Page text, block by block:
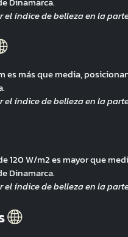
es más que media,
120 W/m2 es mayor que
Dinamarca.